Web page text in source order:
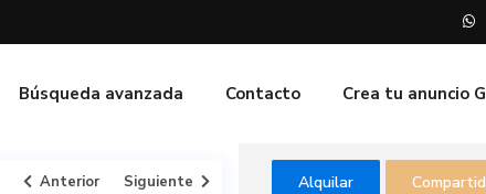
Búsqueda avanzada Contacto Crea tu anuncio
Anterior Siguiente Alquilar